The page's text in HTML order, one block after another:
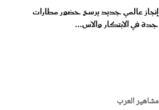
إنجاز عالمي جديد يرسخ حضور مطارات
جدة في الابتكار والاس...
مشاهير العرب